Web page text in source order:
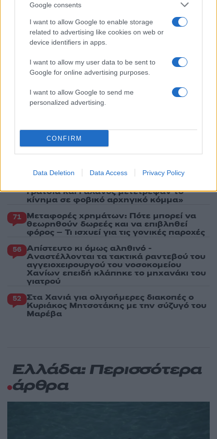
Google consents
I want to allow Google to enable storage
related to advertising like cookies on web or
device identifiers in apps.
I want to allow my user data to be sent to
Google for online advertising purposes.
I want to allow Google to send me
personalized advertising.
CONFIRM
Data Deletion Data Access Privacy Policy
Λένα Σαμαρά: Συγκίνηση στο μνημόσυνο
για τον έναν χρόνο από τον θάνατο της
κόρης του Αντώνη Σαμαρά
Γερμανία: Συνελήφθη 31χρονος για τρεις
ανθρωποκτονίες μελών της greek mafia
Έφυγε από τη ζωή η Χριστίνα Πιτουρά,
Canadair 515: Οι πρώτες εικόνες από την
κατασκευή του αεροσκάφους που θα
Βγήκαν ξανά τα μαχαίρια στην Ελπίδα
Γρατσία και Γαλανός μετέτρεψαν το
κίνημα σε φοβικό αρχηγικό κόμμα»
71 Μεταφορές χρημάτων: Πότε μπορεί να
θεωρηθούν δωρεές και να επιβληθεί
φόρος – Τι ισχυεί για τις γονικές παροχές
56 Απίστευτο κι όμως αληθινό -
Aναστέλλονται τα τακτικά ραντεβού του
αγγειοχειρουργού του νοσοκομείου
Χανίων επειδή κλάπηκε το μηχανάκι του
γιατρού
52 Στα Χανιά για ολιγοήμερες διακοπές ο
Κυριάκος Μητσοτάκης με την σύζυγό του
Μαρέβα
Ελλάδα: Περισσότερα
άρθρα